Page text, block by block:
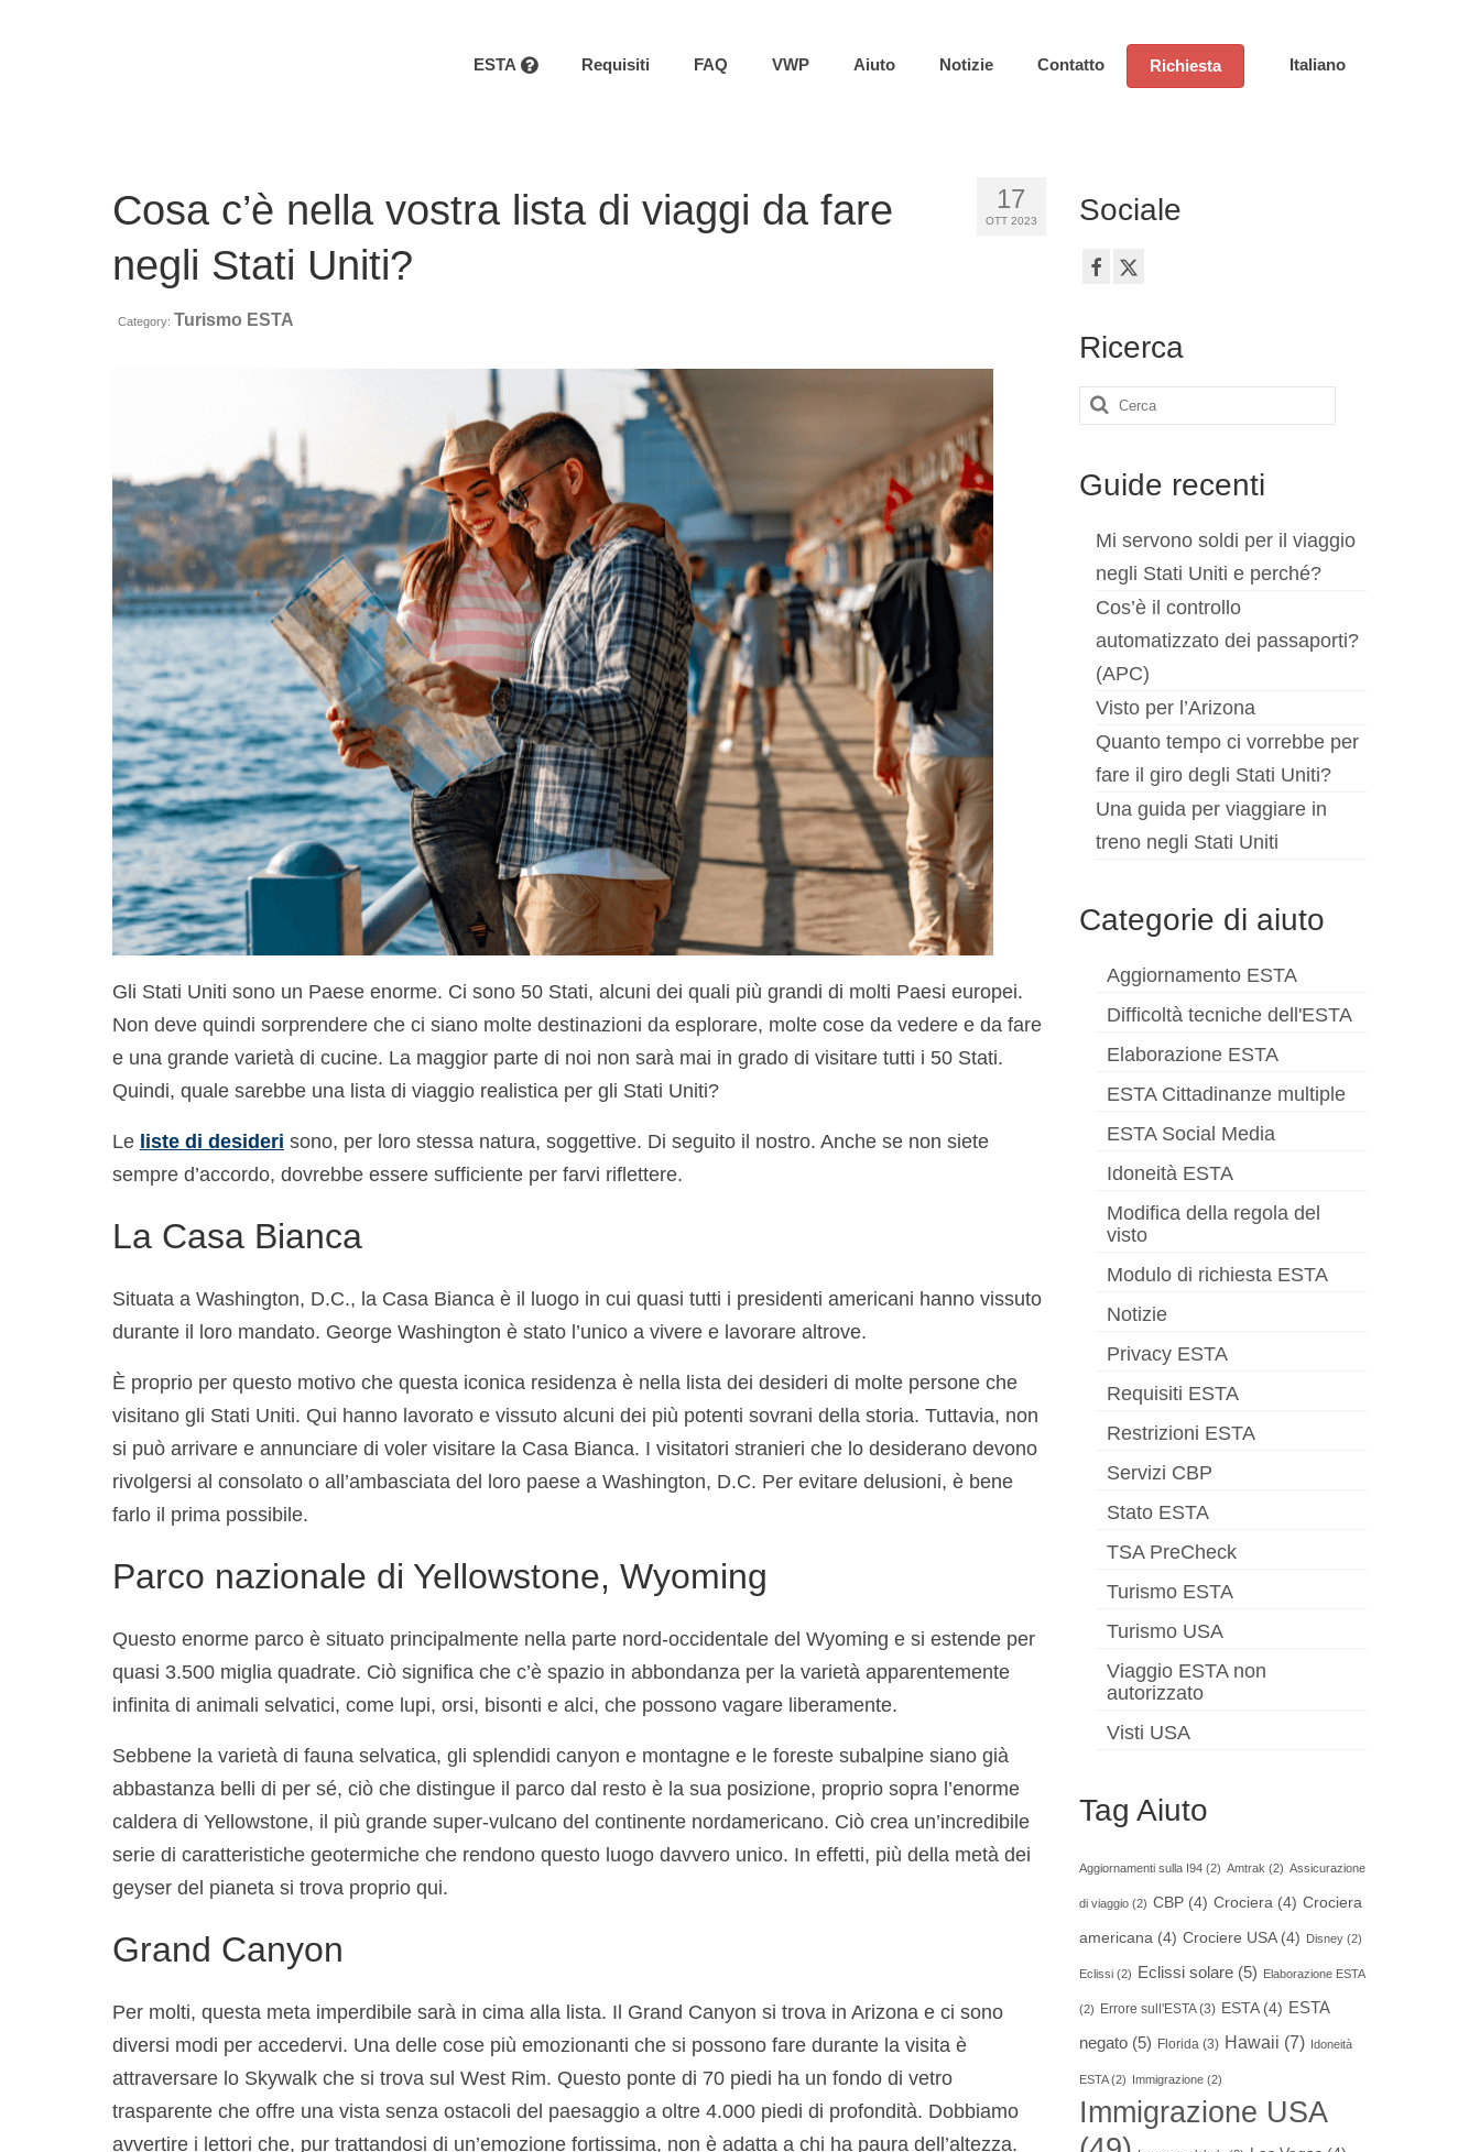
ESTA Requisiti FAQ VWP Aiuto Notizie Contatto Richiesta Italiano
17
OTT 2023
Cosa c’è nella vostra lista di viaggi da fare
negli Stati Uniti?
Category: Turismo ESTA
Gli Stati Uniti sono un Paese enorme. Ci sono 50 Stati, alcuni dei quali più grandi di molti Paesi europei.
Non deve quindi sorprendere che ci siano molte destinazioni da esplorare, molte cose da vedere e da fare
e una grande varietà di cucine. La maggior parte di noi non sarà mai in grado di visitare tutti i 50 Stati.
Quindi, quale sarebbe una lista di viaggio realistica per gli Stati Uniti?
Le liste di desideri sono, per loro stessa natura, soggettive. Di seguito il nostro. Anche se non siete
sempre d’accordo, dovrebbe essere sufficiente per farvi riflettere.
La Casa Bianca
Situata a Washington, D.C., la Casa Bianca è il luogo in cui quasi tutti i presidenti americani hanno vissuto
durante il loro mandato. George Washington è stato l’unico a vivere e lavorare altrove.
È proprio per questo motivo che questa iconica residenza è nella lista dei desideri di molte persone che
visitano gli Stati Uniti. Qui hanno lavorato e vissuto alcuni dei più potenti sovrani della storia. Tuttavia, non
si può arrivare e annunciare di voler visitare la Casa Bianca. I visitatori stranieri che lo desiderano devono
rivolgersi al consolato o all’ambasciata del loro paese a Washington, D.C. Per evitare delusioni, è bene
farlo il prima possibile.
Parco nazionale di Yellowstone, Wyoming
Questo enorme parco è situato principalmente nella parte nord-occidentale del Wyoming e si estende per
quasi 3.500 miglia quadrate. Ciò significa che c’è spazio in abbondanza per la varietà apparentemente
infinita di animali selvatici, come lupi, orsi, bisonti e alci, che possono vagare liberamente.
Sebbene la varietà di fauna selvatica, gli splendidi canyon e montagne e le foreste subalpine siano già
abbastanza belli di per sé, ciò che distingue il parco dal resto è la sua posizione, proprio sopra l’enorme
caldera di Yellowstone, il più grande super-vulcano del continente nordamericano. Ciò crea un’incredibile
serie di caratteristiche geotermiche che rendono questo luogo davvero unico. In effetti, più della metà dei
geyser del pianeta si trova proprio qui.
Grand Canyon
Per molti, questa meta imperdibile sarà in cima alla lista. Il Grand Canyon si trova in Arizona e ci sono
diversi modi per accedervi. Una delle cose più emozionanti che si possono fare durante la visita è
attraversare lo Skywalk che si trova sul West Rim. Questo ponte di 70 piedi ha un fondo di vetro
trasparente che offre una vista senza ostacoli del paesaggio a oltre 4.000 piedi di profondità. Dobbiamo
avvertire i lettori che, pur trattandosi di un’emozione fortissima, non è adatta a chi ha paura dell’altezza.
Sociale
Ricerca
Cerca:
Guide recenti
Mi servono soldi per il viaggio
negli Stati Uniti e perché?
Cos’è il controllo
automatizzato dei passaporti?
(APC)
Visto per l’Arizona
Quanto tempo ci vorrebbe per
fare il giro degli Stati Uniti?
Una guida per viaggiare in
treno negli Stati Uniti
Categorie di aiuto
Aggiornamento ESTA
Difficoltà tecniche dell'ESTA
Elaborazione ESTA
ESTA Cittadinanze multiple
ESTA Social Media
Idoneità ESTA
Modifica della regola del
visto
Modulo di richiesta ESTA
Notizie
Privacy ESTA
Requisiti ESTA
Restrizioni ESTA
Servizi CBP
Stato ESTA
TSA PreCheck
Turismo ESTA
Turismo USA
Viaggio ESTA non
autorizzato
Visti USA
Tag Aiuto
Aggiornamenti sulla I94(2) Amtrak (2) Assicurazione
di viaggio(2) CBP(4) Crociera (4) Crociera
americana (4) Crociere USA(4) Disney(2)
Eclissi(2) Eclissi solare(5) Elaborazione ESTA
(2) Errore sull'ESTA(3) ESTA(4) ESTA
negato(5) Florida (3) Hawaii (7) Idoneità
ESTA(2) Immigrazione(2)
Immigrazione USA